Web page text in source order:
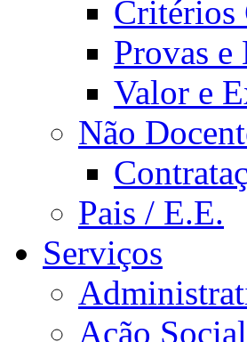
Critérios
Provas e
Valor e
Não
Pais / E.E.
Serviços
Ação